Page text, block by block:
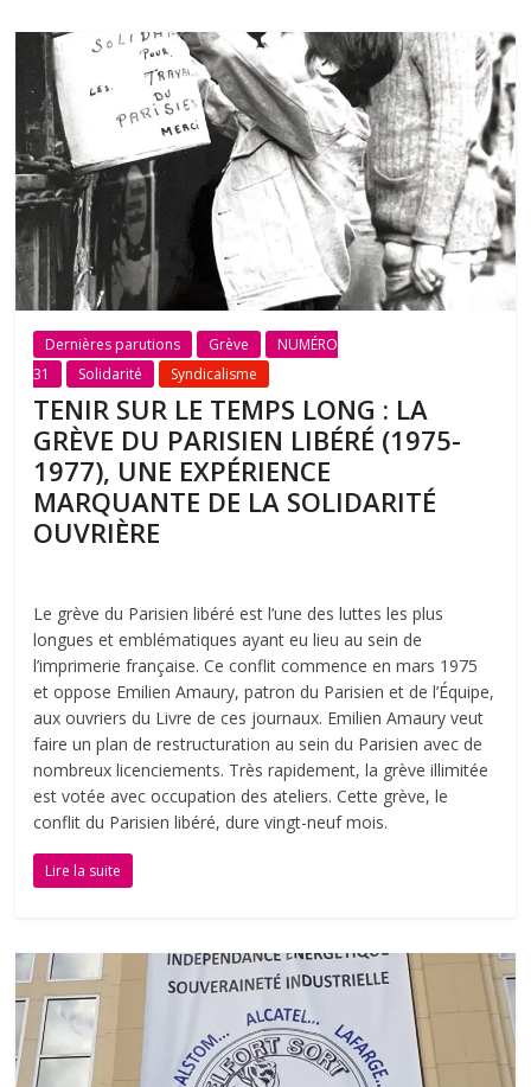
Dernières parutions Grève
NUMÉRO
31
Solidarité Syndicalisme
TENIR SUR LE TEMPS LONG : LA
GRÈVE DU PARISIEN LIBÉRÉ (1975-
1977), UNE EXPÉRIENCE
MARQUANTE DE LA SOLIDARITÉ
OUVRIÈRE
Le grève du Parisien libéré est l’une des luttes les plus
longues et emblématiques ayant eu lieu au sein de
l’imprimerie française. Ce conflit commence en mars 1975
et oppose Emilien Amaury, patron du Parisien et de l’Équipe,
aux ouvriers du Livre de ces journaux. Emilien Amaury veut
faire un plan de restructuration au sein du Parisien avec de
nombreux licenciements. Très rapidement, la grève illimitée
est votée avec occupation des ateliers. Cette grève, le
conflit du Parisien libéré, dure vingt-neuf mois.
Lire la suite